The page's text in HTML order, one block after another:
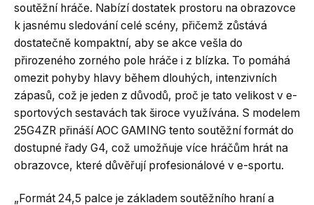
soutěžní hráče. Nabízí dostatek prostoru na obrazovce
k jasnému sledování celé scény, přičemž zůstává
dostatečně kompaktní, aby se akce vešla do
přirozeného zorného pole hráče i z blízka. To pomáhá
omezit pohyby hlavy během dlouhých, intenzivních
zápasů, což je jeden z důvodů, proč je tato velikost v e-
sportových sestavách tak široce využívána. S modelem
25G4ZR přináší AOC GAMING tento soutěžní formát do
dostupné řady G4, což umožňuje více hráčům hrát na
obrazovce, které důvěřují profesionálové v e-sportu.
„Formát 24,5 palce je základem soutěžního hraní a